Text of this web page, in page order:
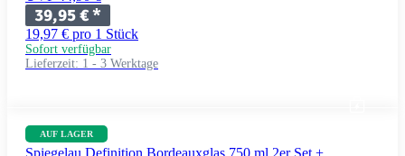
39,95 €*
19,97 € pro 1 Stück
Sofort verfügbar
Lieferzeit: 1 - 3 Werktage
AUF LAGER